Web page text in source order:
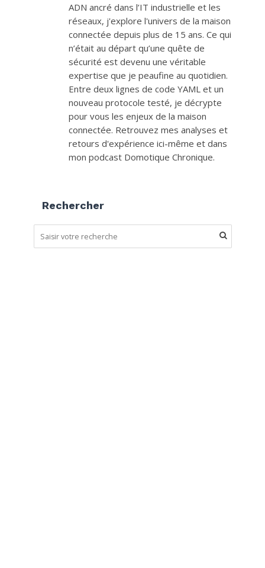
ADN ancré dans l’IT industrielle et les
réseaux, j'explore l'univers de la maison
connectée depuis plus de 15 ans. Ce qui
n’était au départ qu’une quête de
sécurité est devenu une véritable
expertise que je peaufine au quotidien.
Entre deux lignes de code YAML et un
nouveau protocole testé, je décrypte
pour vous les enjeux de la maison
connectée. Retrouvez mes analyses et
retours d'expérience ici-même et dans
mon podcast Domotique Chronique.
Rechercher